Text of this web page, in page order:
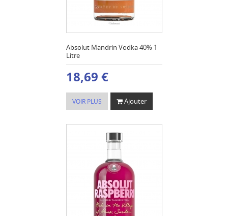
Absolut Mandrin Vodka 40% 1
Litre
18,69 €
VOIR PLUS Ajouter